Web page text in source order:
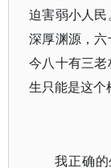
迫害弱小人
深厚渊源，
今八十有三
生只能是这个
我正确